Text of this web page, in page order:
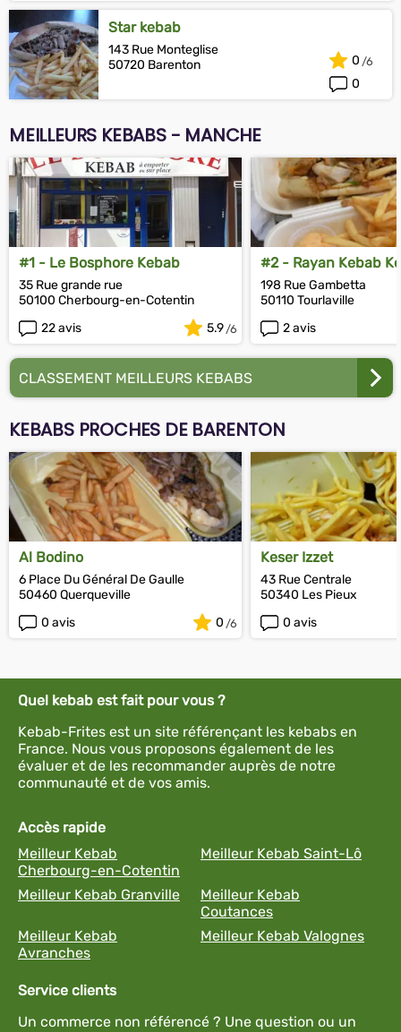
Star kebab
143 Rue Monteglise
50720 Barenton
0
0
MEILLEURS KEBABS - MANCHE
#1 - Le Bosphore Kebab
35 Rue grande rue
50100 Cherbourg-en-Cotentin
22 avis
5.9
#2 - Rayan Kebab
198 Rue Gambetta
50110 Tourlaville
2 avis
CLASSEMENT MEILLEURS KEBABS
KEBABS PROCHES DE BARENTON
Al Bodino
6 Place Du Général De Gaulle
50460 Querqueville
0 avis
0
Keser Izzet
43 Rue Centrale
50340 Les Pieux
0 avis
Quel kebab est fait pour vous ?
Kebab-Frites est un site référençant les kebabs en
France. Nous vous proposons également de les
évaluer et de les recommander auprès de notre
communauté et de vos amis.
Accès rapide
Meilleur Kebab
Cherbourg-en-Cotentin
Meilleur Kebab Saint-Lô
Meilleur Kebab Granville
Meilleur Kebab
Coutances
Meilleur Kebab
Avranches
Meilleur Kebab Valognes
Service clients
Un commerce non référencé ? Une question ou un